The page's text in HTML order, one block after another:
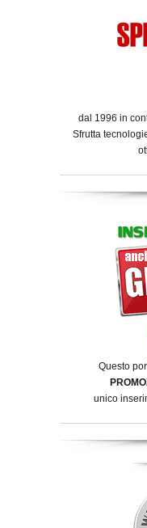
dal 1996 in
Sfrutta
Questo
unico